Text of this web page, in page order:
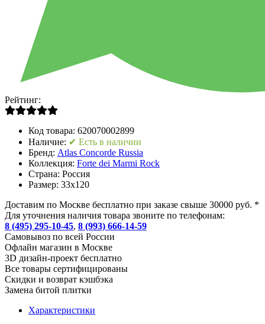
Рейтинг:
Код товара: 620070002899
Наличие: ✔ Есть в наличии
Бренд: Atlas Concorde Russia
Коллекция: Forte dei Marmi Rock
Страна: Россия
Размер: 33x120
Доставим по Москве бесплатно при заказе свыше 30000 руб. *
Для уточнения наличия товара звоните по телефонам:
8 (495) 295-10-45, 8 (993) 666-14-59
Cамовывоз по всей России
Офлайн магазин в Москве
3D дизайн-проект бесплатно
Все товары сертифицированы
Скидки и возврат кэшбэка
Замена битой плитки
Характеристики